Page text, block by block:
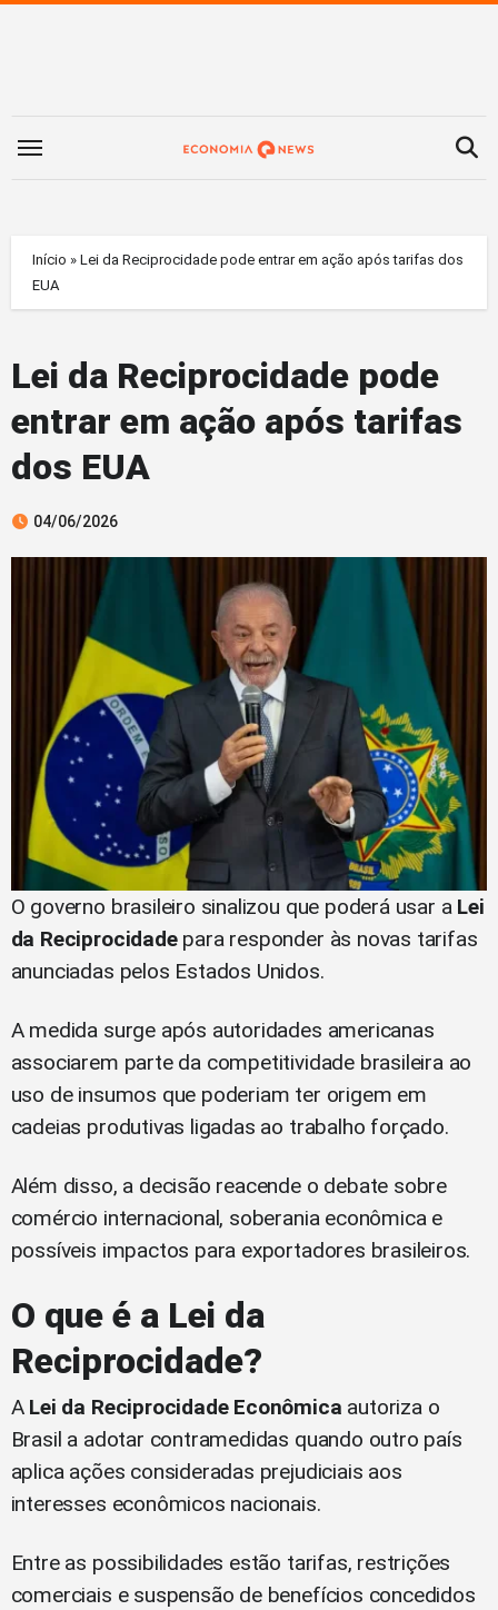
Início » Lei da Reciprocidade pode entrar em ação após tarifas dos
EUA
Lei da Reciprocidade pode
entrar em ação após tarifas
dos EUA
04/06/2026
O governo brasileiro sinalizou que poderá usar a Lei
da Reciprocidadepara responder às novas tarifas
anunciadas pelos Estados Unidos.
A medida surge após autoridades americanas
associarem parte da competitividade brasileira ao
uso de insumos que poderiam ter origem em
cadeias produtivas ligadas ao trabalho forçado.
Além disso, a decisão reacende o debate sobre
comércio internacional, soberania econômica e
possíveis impactos para exportadores brasileiros.
O que é a Lei da
Reciprocidade?
A Lei da Reciprocidade Econômica autoriza o
Brasil a adotar contramedidas quando outro país
aplica ações consideradas prejudiciais aos
interesses econômicos nacionais.
Entre as possibilidades estão tarifas, restrições
comerciais e suspensão de benefícios concedidos